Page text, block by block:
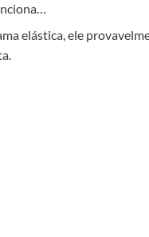
elástica, ele